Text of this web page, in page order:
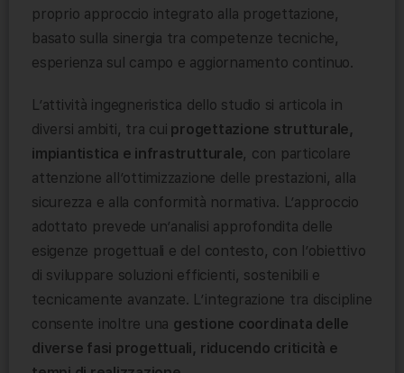
proprio approccio integrato alla progettazione,
basato sulla sinergia tra competenze tecniche,
esperienza sul campo e aggiornamento continuo.
L’attività ingegneristica dello studio si articola in
diversi ambiti, tra cui progettazione strutturale,
impiantistica e infrastrutturale, con particolare
attenzione all’ottimizzazione delle prestazioni, alla
sicurezza e alla conformità normativa. L’approccio
adottato prevede un’analisi approfondita delle
esigenze progettuali e del contesto, con l’obiettivo
di sviluppare soluzioni efficienti, sostenibili e
tecnicamente avanzate. L’integrazione tra discipline
consente inoltre una gestione coordinata delle
diverse fasi progettuali, riducendo criticità e